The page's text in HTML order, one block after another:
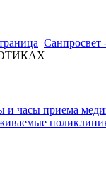
Санпросвет
и часы приема